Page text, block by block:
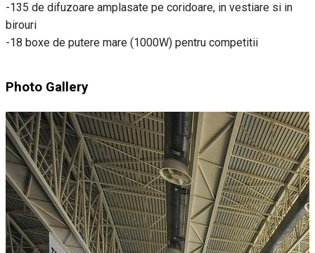
-135 de difuzoare amplasate pe coridoare, in vestiare si in
birouri
-18 boxe de putere mare (1000W) pentru competitii
Photo Gallery